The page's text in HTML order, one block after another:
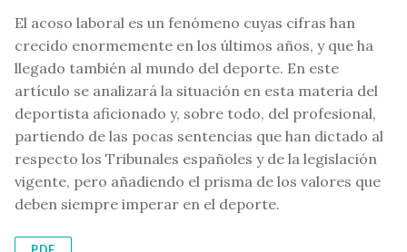
El acoso laboral es un fenómeno cuyas cifras han
crecido enormemente en los últimos años, y que ha
llegado también al mundo del deporte. En este
artículo se analizará la situación en esta materia del
deportista aficionado y, sobre todo, del profesional,
partiendo de las pocas sentencias que han dictado al
respecto los Tribunales españoles y de la legislación
vigente, pero añadiendo el prisma de los valores que
deben siempre imperar en el deporte.